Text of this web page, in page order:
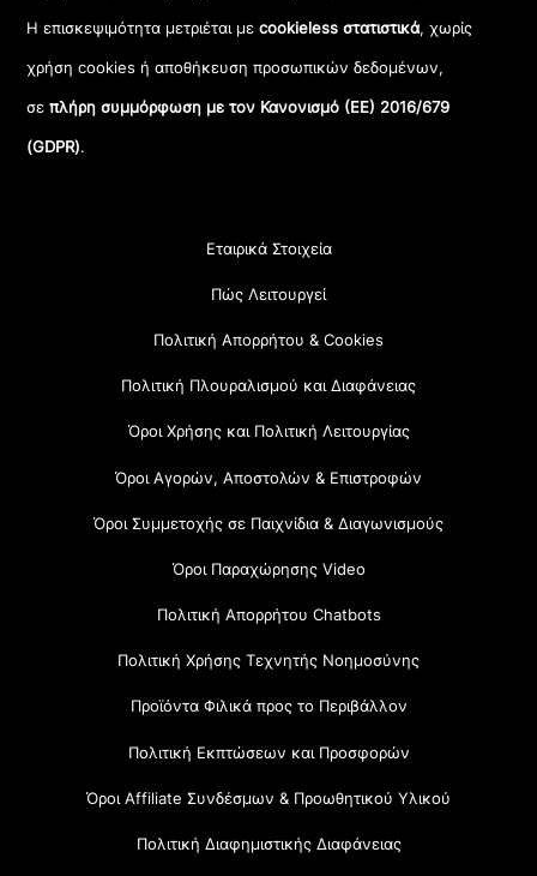
Η επισκεψιμότητα μετριέται μεcookieless στατιστικά, χωρίς
χρήση cookies ή αποθήκευση προσωπικών δεδομένων,
σεπλήρη συμμόρφωση με τον Κανονισμό (ΕΕ) 2016/679
(GDPR).
Εταιρικά Στοιχεία
Πώς Λειτουργεί
Πολιτική Απορρήτου & Cookies
Πολιτική Πλουραλισμού και Διαφάνειας
Όροι Χρήσης και Πολιτική Λειτουργίας
Όροι Αγορών, Αποστολών & Επιστροφών
Όροι Συμμετοχής σε Παιχνίδια & Διαγωνισμούς
Όροι Παραχώρησης Video
Πολιτική Απορρήτου Chatbots
Πολιτική Χρήσης Τεχνητής Νοημοσύνης
Προϊόντα Φιλικά προς το Περιβάλλον
Πολιτική Εκπτώσεων και Προσφορών
Όροι Affiliate Συνδέσμων & Προωθητικού Υλικού
Πολιτική Διαφημιστικής Διαφάνειας